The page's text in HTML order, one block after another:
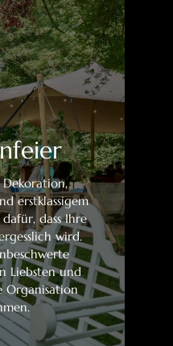
erstklassigem
dass Ihre
wird.
Liebsten und
Organisation